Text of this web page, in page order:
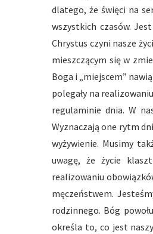
dlatego, że święci na
wszystkich czasów.
Chrystus czyni nasze
mieszczącym się w
Boga i „miejscem”
polegały na
regulaminie dnia. W
Wyznaczają one rytm
wyżywienie. Musimy
uwagę, że życie
realizowaniu
męczeństwem.
rodzinnego. Bóg
określa to, co jest